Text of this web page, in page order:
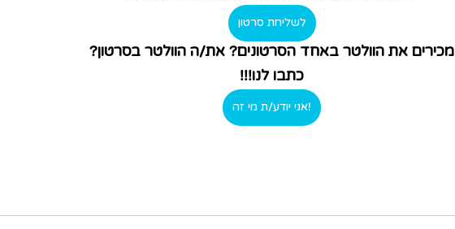
לשליחת סרטון
מכירים את הוולטר באחד הסרטונים? את/ה הוולטר בסרטון?
כתבו לנו!!!
!אני יודע/ת מי זה